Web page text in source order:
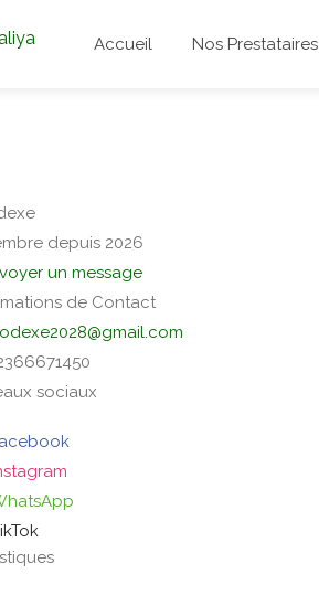
Accueil Nos Prestataires
depuis 2026
un message
de Contact
sociaux